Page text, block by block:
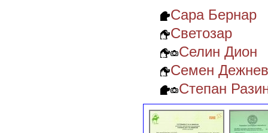
Сара Бернар
Светозар
Селин Дион
Семен
Степан